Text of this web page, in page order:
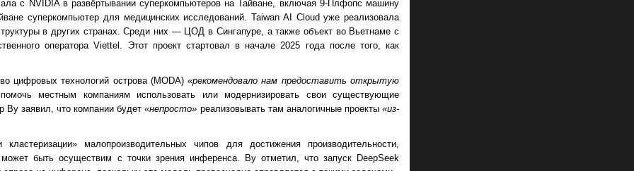
с NVIDIA в развёртывании суперкомпьютеров на Тайване, включая 9-Плфопс машину
суперкомпьютер для медицинских исследований. Taiwan AI Cloud уже реализовала
в других странах. Среди них — ЦОД в Сингапуре, а также объект во Вьетнаме с
оператора Viettel. Этот проект стартовал в начале 2025 года после того, как
цифровых технологий острова (MODA)«рекомендовало нам предоставить открытую
местным компаниям использовать или модернизировать свои существующие
Ву заявил, что компании будет«непросто» реализовывать там аналогичные проекты«из-
малопроизводительных чипов для достижения производительности,
быть осуществим с точки зрения инференса. Ву отметил, что запуск DeepSeek